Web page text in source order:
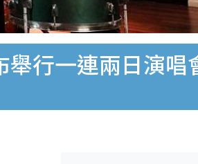
行一連兩日演唱